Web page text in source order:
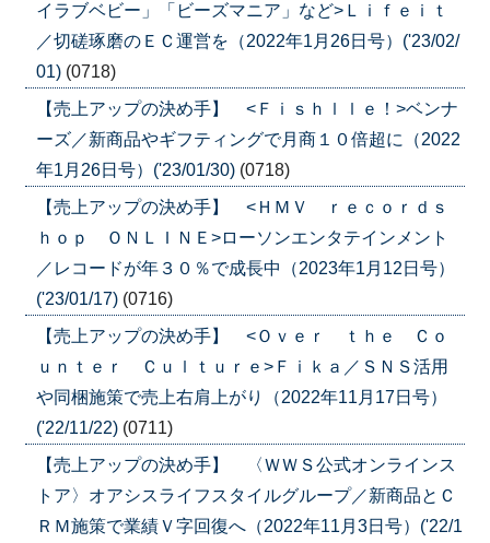
イラブベビー」「ビーズマニア」など>Ｌｉｆｅｉｔ
／切磋琢磨のＥＣ運営を（2022年1月26日号）('23/02/
01) (0718)
【売上アップの決め手】 <Ｆｉｓｈｌｌｅ！>ベンナ
ーズ／新商品やギフティングで月商１０倍超に（2022
年1月26日号）('23/01/30) (0718)
【売上アップの決め手】 <ＨＭＶ ｒｅｃｏｒｄｓ
ｈｏｐ ＯＮＬＩＮＥ>ローソンエンタテインメント
／レコードが年３０％で成長中（2023年1月12日号）
('23/01/17) (0716)
【売上アップの決め手】 <Ｏｖｅｒ ｔｈｅ Ｃｏ
ｕｎｔｅｒ Ｃｕｌｔｕｒｅ>Ｆｉｋａ／ＳＮＳ活用
や同梱施策で売上右肩上がり（2022年11月17日号）
('22/11/22) (0711)
【売上アップの決め手】 〈ＷＷＳ公式オンラインス
トア〉オアシスライフスタイルグループ／新商品とＣ
ＲＭ施策で業績Ｖ字回復へ（2022年11月3日号）('22/1